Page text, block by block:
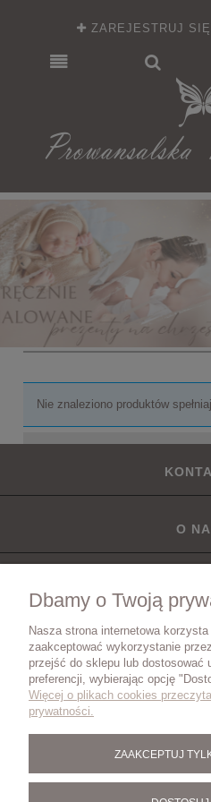
ZAREJESTRUJ SIĘ
Nie znaleziono produktów
O
ZWROTY I
Dbamy o Twoją
Nasza strona internetowa
zaakceptować wykorzystanie
przejść do sklepu lub dostosować
preferencji, wybierając opcję
Więcej o plikach cookies
prywatności.
ZAAKCEPTUJ